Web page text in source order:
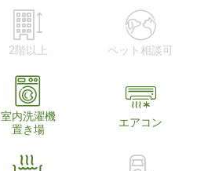
2階以上 ペット相談可
室内洗濯機
置き場
エアコン